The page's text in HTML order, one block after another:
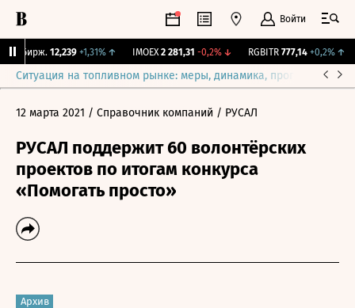
Войти
Бирж. 12,239 +1,31% ↑ IMOEX 2 281,31 -0,2%↓ RGBITR 777,14 +0,2%↑
Ситуация на топливном рынке: меры, динамика, прогнозы
12 марта 2021 / Справочник компаний / РУСАЛ
РУСАЛ поддержит 60 волонтёрских
проектов по итогам конкурса
«Помогать просто»
Архив